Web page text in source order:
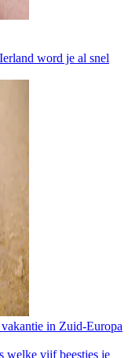
word je al snel
in Zuid-Europa
welke vijf beestjes je